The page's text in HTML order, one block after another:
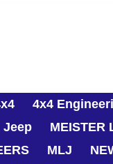
4x4
Jeep MEISTER
MLJ